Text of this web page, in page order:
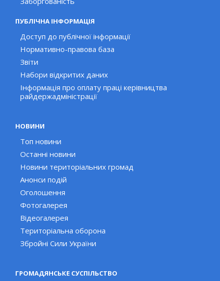
ПУБЛІЧНА ІНФОРМАЦІЯ
Доступ до публічної інформації
Нормативно-правова база
Звіти
Набори відкритих даних
Інформація про оплату праці керівництва
райдержадміністрації
НОВИНИ
Топ новини
Останні новини
Новини територіальних громад
Анонси подій
Оголошення
Фотогалерея
Відеогалерея
Територіальна оборона
Збройні Сили України
ГРОМАДЯНСЬКЕ СУСПІЛЬСТВО